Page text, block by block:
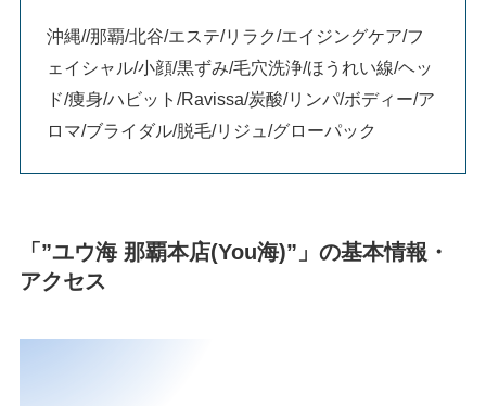
沖縄//那覇/北谷/エステ/リラク/エイジングケア/フ
ェイシャル/小顔/黒ずみ/毛穴洗浄/ほうれい線/ヘッ
ド/痩身/ハビット/Ravissa/炭酸/リンパ/ボディー/ア
ロマ/ブライダル/脱毛/リジュ/グローパック
「”ユウ海 那覇本店(You海)”」の基本情報・
アクセス